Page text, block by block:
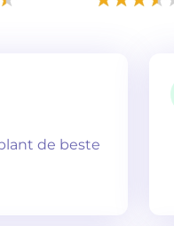
de beste